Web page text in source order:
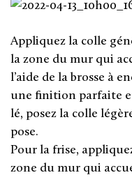
Appliquez la colle
la zone du mur qui
l’aide de la brosse à
une finition parfaite
lé, posez la colle
pose.
Pour la frise,
zone du mur qui